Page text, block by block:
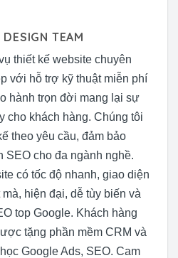
TEAM
thiết kế website chuyên
với hỗ trợ kỹ thuật miễn phí
hành trọn đời mang lại sự
cho khách hàng. Chúng tôi
theo yêu cầu, đảm bảo
SEO cho đa ngành nghề.
có tốc độ nhanh, giao diện
hiện đại, dễ tùy biến và
top Google. Khách hàng
tặng phần mềm CRM và
Google Ads, SEO. Cam